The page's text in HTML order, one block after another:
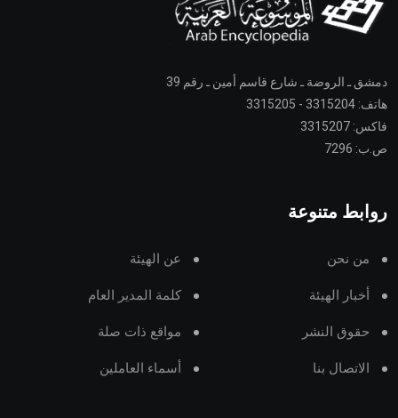
دمشق ـ الروضة ـ شارع قاسم أمين ـ رقم 39
هاتف: 3315204 - 3315205
فاكس: 3315207
ص.ب: 7296
روابط متنوعة
من نحن عن الهيئة
أخبار الهيئة كلمة المدير العام
حقوق النشر مواقع ذات صلة
الاتصال بنا أسماء العاملين